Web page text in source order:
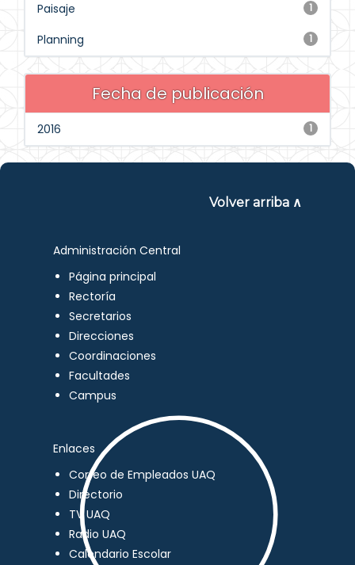
1
Paisaje
1
Planning
Fecha de publicación
1
2016
Volver arriba ∧
Administración Central
Página principal
Rectoría
Secretarios
Direcciones
Coordinaciones
Facultades
Campus
Enlaces
Correo de Empleados UAQ
Directorio
TV UAQ
Radio UAQ
Calendario Escolar